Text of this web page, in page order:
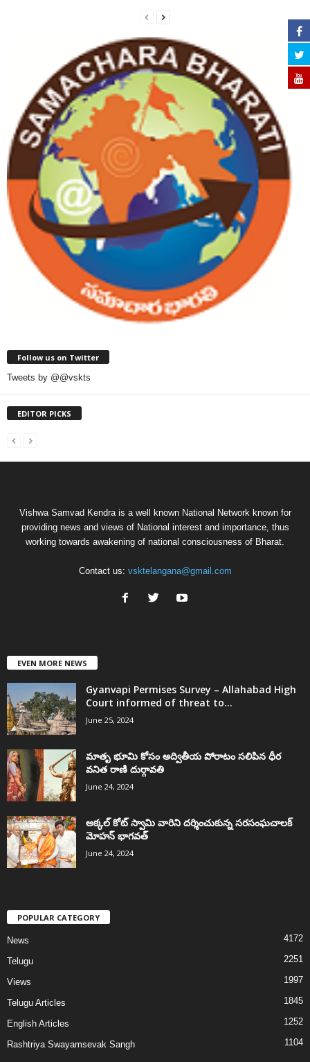
Follow us on Twitter
Tweets by @@vskts
EDITOR PICKS
Vishwa Samvad Kendra is a well known National Network known for
providing news and views of National interest and importance, thus
working towards awakening of national consciousness of Bharat.
Contact us: vsktelangana@gmail.com
EVEN MORE NEWS
Gyanvapi Permises Survey – Allahabad High
Court informed of threat to...
June 25, 2024
మాతృ భూమి కోసం అద్వితీయ పోరాటం సలిపిన ధీర
వనిత రాణి దుర్గావతి
June 24, 2024
అక్కల్‌ కోట్‌ స్వామి వారిని దర్శించుకున్న సరసంఘచాలక్
మోహన్ భాగవత్
June 24, 2024
POPULAR CATEGORY
News 4172
Telugu 2251
Views 1997
Telugu Articles 1845
English Articles 1252
Rashtriya Swayamsevak Sangh 1104